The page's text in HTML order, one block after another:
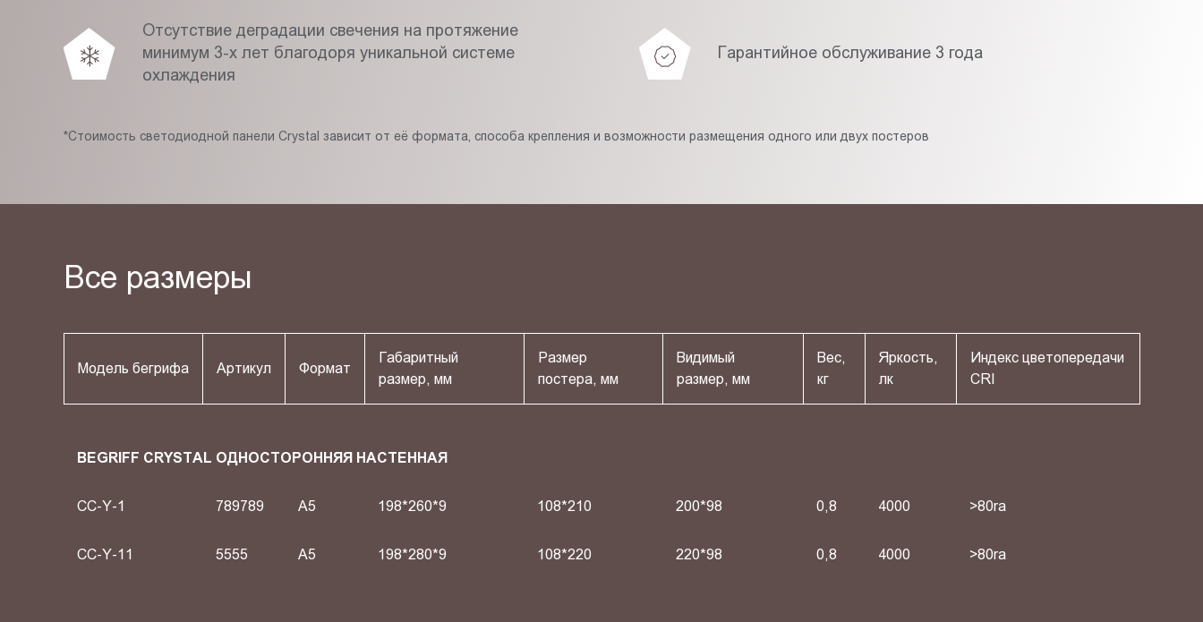
Отсутствие деградации свечения на протяжение
минимум 3-х лет благодоря уникальной системе
охлаждения
Гарантийное обслуживание 3 года
*Стоимость светодиодной панели Crystal зависит от её формата, способа крепления и возможности размещения одного или двух постеров
Все размеры
Модель бегрифа Артикул Формат
Габаритный
размер, мм
Размер
постера, мм
Видимый
размер, мм
Вес,
кг
Яркость,
лк
Индекс цветопередачи
СRI
BEGRIFF CRYSTAL ОДНОСТОРОННЯЯ НАСТЕННАЯ
CC-Y-1 789789 A5 198*260*9 108*210 200*98 0,8 4000 >80ra
CC-Y-11 5555 A5 198*280*9 108*220 220*98 0,8 4000 >80ra